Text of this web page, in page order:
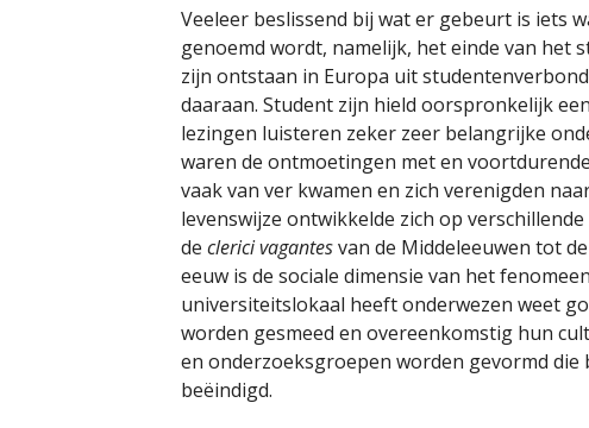
Veeleer beslissend bij wat er gebeurt is iets
genoemd wordt, namelijk, het einde van het
zijn ontstaan in Europa uit
daaraan. Student zijn hield oorspronkelijk
lezingen luisteren zeker zeer belangrijke
waren de ontmoetingen met en
vaak van ver kwamen en zich verenigden
levenswijze ontwikkelde zich op
de clerici vagantesvan de Middeleeuwen tot
eeuw is de sociale dimensie van het
universiteitslokaal heeft onderwezen weet
worden gesmeed en overeenkomstig hun
en onderzoeksgroepen worden gevormd
beëindigd.